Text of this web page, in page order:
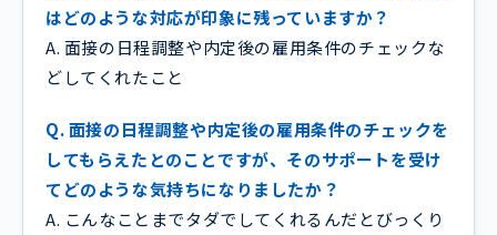
はどのような対応が印象に残っていますか？
A. 面接の日程調整や内定後の雇用条件のチェックな
どしてくれたこと
Q. 面接の日程調整や内定後の雇用条件のチェックを
してもらえたとのことですが、そのサポートを受け
てどのような気持ちになりましたか？
A. こんなことまでタダでしてくれるんだとびっくり